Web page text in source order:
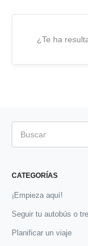
¿Te ha
CATEGORÍAS
¡Empieza aquí!
Seguir tu autobús o
Planificar un viaje